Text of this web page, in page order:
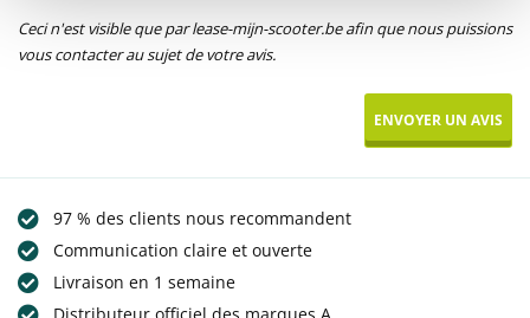
Ceci n'est visible que par lease-mijn-scooter.be afin que nous puissions
vous contacter au sujet de votre avis.
97 % des clients nous recommandent
Communication claire et ouverte
Livraison en 1 semaine